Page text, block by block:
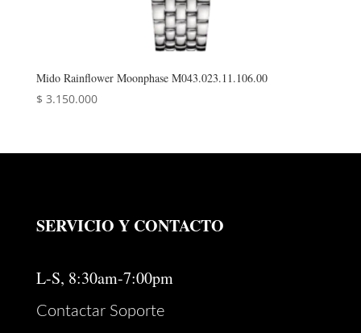
Mido Rainflower Moonphase M043.023.11.106.00
$ 3.150.000
SERVICIO Y CONTACTO
L-S, 8:30am-7:00pm
Contactar Soporte